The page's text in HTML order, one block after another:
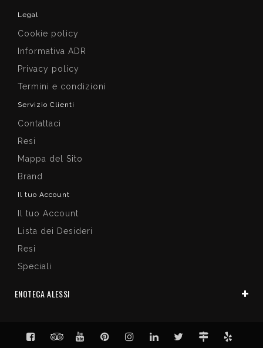
Legal
Cookie policy
Informativa ADR
Privacy policy
Termini e condizioni
Servizio Clienti
Contattaci
Resi
Mappa del Sito
Brand
Il tuo Account
Il tuo Account
Lista dei Desideri
Resi
Speciali
ENOTECA ALESSI